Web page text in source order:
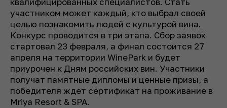
участником может каждый, кто выбрал своей
целью познакомить людей с культурой вина.
Конкурс проводится в три этапа. Сбор заявок
стартовал 23 февраля, а финал состоится 27
апреля на территории WinePark и будет
приурочен к Дням российских вин. Участники
получат памятные дипломы и ценные призы, а
победителя ждет сертификат на проживание в
Mriya Resort & SPA.